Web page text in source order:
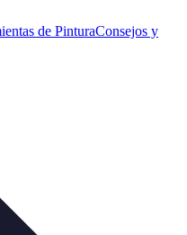
de PinturaConsejos y